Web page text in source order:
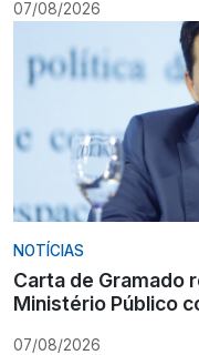
07/08/2026
NOTÍCIAS
Carta de Gramado
Ministério Público
07/08/2026